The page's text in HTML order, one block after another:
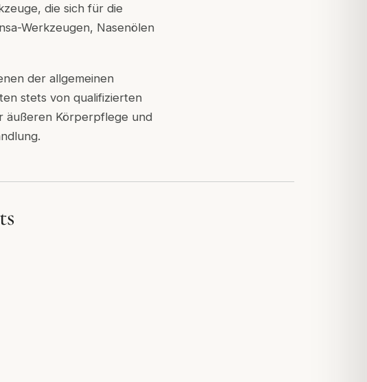
die sich für die
Werkzeugen, Nasenölen
der allgemeinen
stets von qualifizierten
äußeren Körperpflege und